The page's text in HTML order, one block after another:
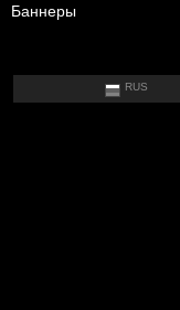
Баннеры
RUS